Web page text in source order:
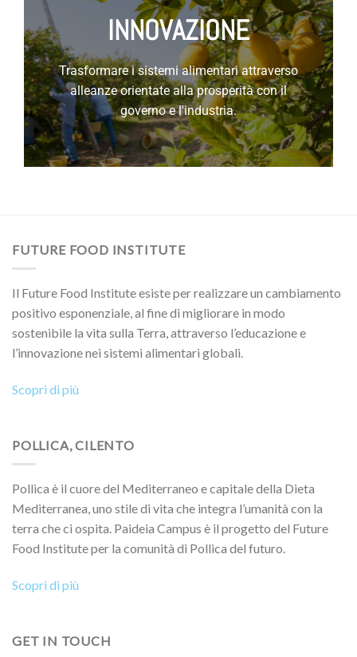
INNOVAZIONE
Trasformare i sistemi alimentari attraverso
alleanze orientate alla prosperità con il
governo e l'industria.
FUTURE FOOD INSTITUTE
Il Future Food Institute esiste per realizzare un cambiamento
positivo esponenziale, al fine di migliorare in modo
sostenibile la vita sulla Terra, attraverso l’educazione e
l’innovazione nei sistemi alimentari globali.
Scopri di più
POLLICA, CILENTO
Pollica è il cuore del Mediterraneo e capitale della Dieta
Mediterranea, uno stile di vita che integra l’umanità con la
terra che ci ospita. Paideia Campus è il progetto del Future
Food Institute per la comunità di Pollica del futuro.
Scopri di più
GET IN TOUCH